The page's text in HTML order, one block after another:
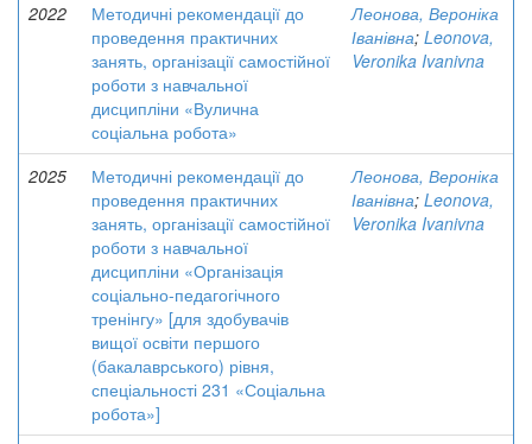
2022
Методичні рекомендації до
проведення практичних
занять, організації самостійної
роботи з навчальної
дисципліни «Вулична
соціальна робота»
Леонова, Вероніка
Іванівна; Leonova,
Veronika Ivanivna
2025
Методичні рекомендації до
проведення практичних
занять, організації самостійної
роботи з навчальної
дисципліни «Організація
соціально-педагогічного
тренінгу» [для здобувачів
вищої освіти першого
(бакалаврського) рівня,
спеціальності 231 «Соціальна
робота»]
Леонова, Вероніка
Іванівна; Leonova,
Veronika Ivanivna